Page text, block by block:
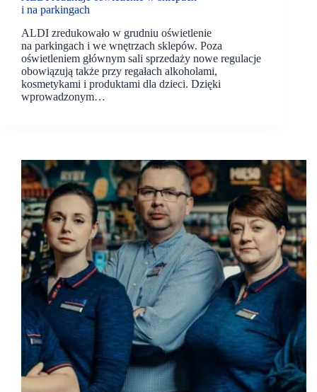
i na parkingach
ALDI zredukowało w grudniu oświetlenie
na parkingach i we wnętrzach sklepów. Poza
oświetleniem głównym sali sprzedaży nowe regulacje
obowiązują także przy regałach alkoholami,
kosmetykami i produktami dla dzieci. Dzięki
wprowadzonym…